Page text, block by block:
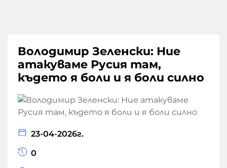
Володимир Зеленски: Ние
атакуваме Русия там,
където я боли и я боли силно
23-04-2026г.
0